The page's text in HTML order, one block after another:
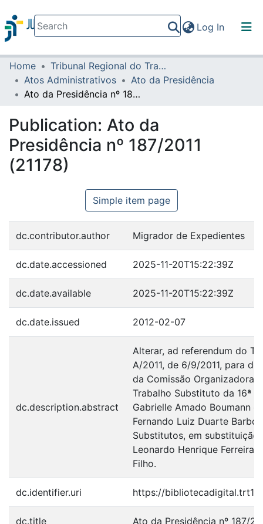
Log In(current)
Communities & Collections
All of DSpace
Home
Tribunal Regional do Trabalho da 16ª Região
Atos Administrativos
Ato da Presidência
Ato da Presidência nº 187/2011 (21178)
Publication: Ato da
Presidência nº 187/2011
(21178)
Simple item page
dc.contributor.author Migrador de Expedientes
dc.date.accessioned 2025-11-20T15:22:39Z
dc.date.available 2025-11-20T15:22:39Z
dc.date.issued 2012-02-07
dc.description.abstract
Alterar, ad referendum do
A/2011, de 6/9/2011, para
da Comissão Organizadora
Trabalho Substituto da 16ª
Gabrielle Amado Boumann
Fernando Luiz Duarte
Substitutos, em substituição
Leonardo Henrique Ferreira
Filho.
dc.identifier.uri https://
dc.title Ato da Presidência nº 187/